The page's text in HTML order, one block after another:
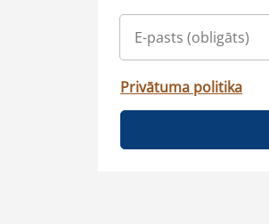
Privātuma politika